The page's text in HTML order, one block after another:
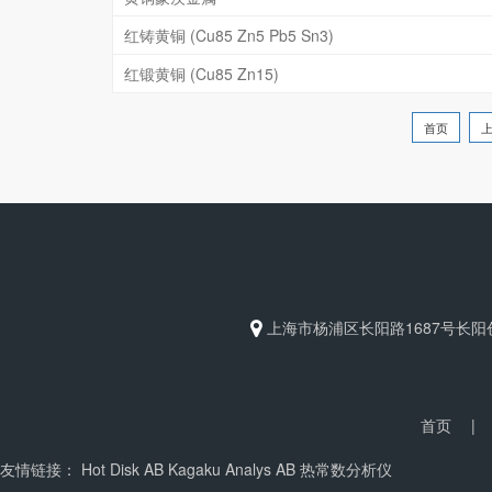
红铸黄铜 (Cu85 Zn5 Pb5 Sn3)
红锻黄铜 (Cu85 Zn15)
首页
上海市杨浦区长阳路1687号长阳
首页
|
友情链接： Hot Disk AB Kagaku Analys AB 热常数分析仪